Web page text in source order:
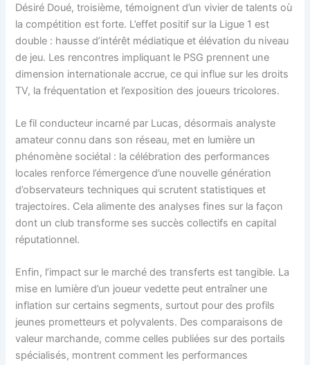
Désiré Doué, troisième, témoignent d’un vivier de talents où
la compétition est forte. L’effet positif sur la Ligue 1 est
double : hausse d’intérêt médiatique et élévation du niveau
de jeu. Les rencontres impliquant le PSG prennent une
dimension internationale accrue, ce qui influe sur les droits
TV, la fréquentation et l’exposition des joueurs tricolores.
Le fil conducteur incarné par Lucas, désormais analyste
amateur connu dans son réseau, met en lumière un
phénomène sociétal : la célébration des performances
locales renforce l’émergence d’une nouvelle génération
d’observateurs techniques qui scrutent statistiques et
trajectoires. Cela alimente des analyses fines sur la façon
dont un club transforme ses succès collectifs en capital
réputationnel.
Enfin, l’impact sur le marché des transferts est tangible. La
mise en lumière d’un joueur vedette peut entraîner une
inflation sur certains segments, surtout pour des profils
jeunes prometteurs et polyvalents. Des comparaisons de
valeur marchande, comme celles publiées sur des portails
spécialisés, montrent comment les performances